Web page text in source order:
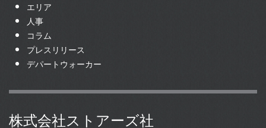
エリア
人事
コラム
プレスリリース
デパートウォーカー
株式会社ストアーズ社